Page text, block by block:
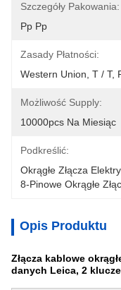
Szczegóły Pakowania:
Pp Pp
Zasady Płatności:
Western Union, T / T,
Możliwość Supply:
10000pcs Na Miesiąc
Podkreślić:
Okrągłe Złącza
8-Pinowe Okrągłe
Opis Produktu
Złącza kablowe
danych Leica, 2